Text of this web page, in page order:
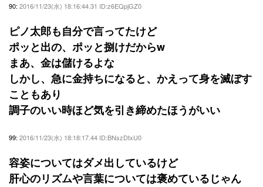
90: 2016/11/23(水) 18:16:44.31 ID:z6EQpjGZ0
ピノ太郎も自分で言ってたけど
ポッと出の、ポッと捌けだからw
まあ、金は儲けるよな
しかし、急に金持ちになると、かえって身を滅ぼす
こともあり
調子のいい時ほど気を引き締めたほうがいい
99: 2016/11/23(水) 18:18:17.44 ID:BNszDtxU0
容姿についてはダメ出しているけど
肝心のリズムや言葉については褒めているじゃん